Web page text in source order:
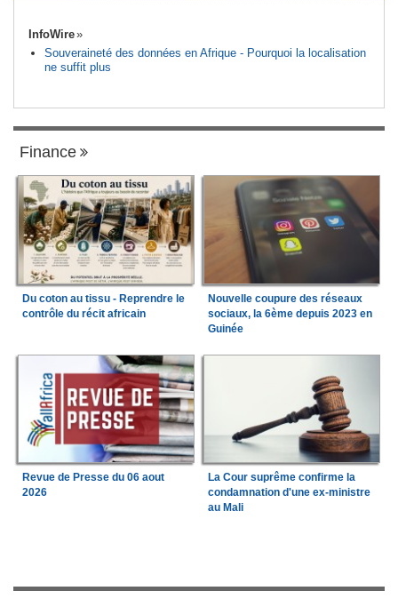
InfoWire
Souveraineté des données en Afrique - Pourquoi la localisation
ne suffit plus
Finance
Du coton au tissu - Reprendre le
contrôle du récit africain
Nouvelle coupure des réseaux
sociaux, la 6ème depuis 2023 en
Guinée
Revue de Presse du 06 aout
2026
La Cour suprême confirme la
condamnation d'une ex-ministre
au Mali